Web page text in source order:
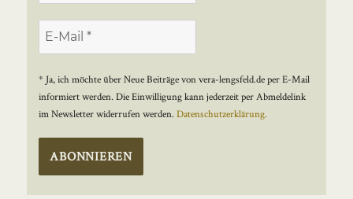
* Ja, ich möchte über Neue Beiträge von vera-lengsfeld.de per E-Mail
informiert werden. Die Einwilligung kann jederzeit per Abmeldelink
im Newsletter widerrufen werden.Datenschutzerklärung.